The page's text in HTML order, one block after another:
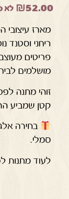
₪52.00 לא
ריחני וסטנד
פריטים
מושלמים
זוהי מתנה
קטן שמביע
בחירה
סמלי.
לעוד מתנות